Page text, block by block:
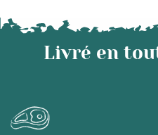
Livré en